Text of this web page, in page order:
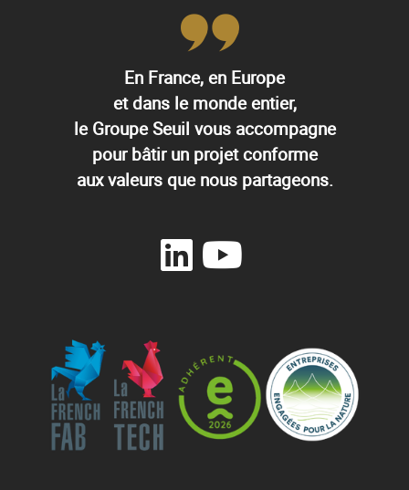
En France, en Europe
et dans le monde entier,
le Groupe Seuil vous accompagne
pour bâtir un projet conforme
aux valeurs que nous partageons.